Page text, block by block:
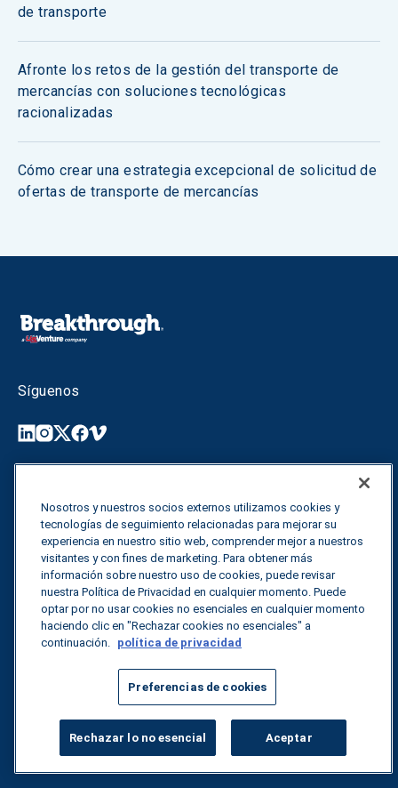
de transporte
Afronte los retos de la gestión del transporte de
mercancías con soluciones tecnológicas
racionalizadas
Cómo crear una estrategia excepcional de solicitud de
ofertas de transporte de mercancías
Síguenos
Recuperación de combustible en Norteamérica
Marine Fuel Recovery
Europe Fuel Recovery
Freight Solutions
Fleet Solutions
Nosotros y nuestros socios externos utilizamos cookies y
tecnologías de seguimiento relacionadas para mejorar su
experiencia en nuestro sitio web, comprender mejor a nuestros
visitantes y con fines de marketing. Para obtener más
información sobre nuestro uso de cookies, puede revisar
nuestra Política de Privacidad en cualquier momento. Puede
optar por no usar cookies no esenciales en cualquier momento
haciendo clic en "Rechazar cookies no esenciales" a
continuación. política de privacidad
Preferencias de cookies
Rechazar lo no esencial Aceptar